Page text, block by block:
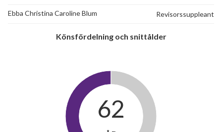
Ebba Christina Caroline Blum Revisorssuppleant
Könsfördelning och snittålder
62